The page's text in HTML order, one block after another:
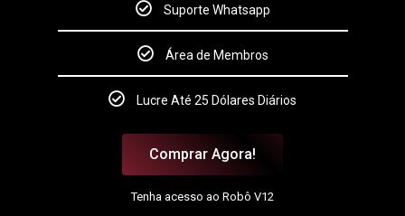
Suporte Whatsapp
Área de Membros
Lucre Até 25 Dólares Diários
Comprar Agora!
Tenha acesso ao Robô V12